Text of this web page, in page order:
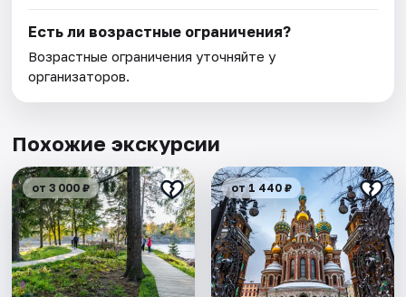
Есть ли возрастные ограничения?
Возрастные ограничения уточняйте у
организаторов.
Похожие экскурсии
от 3 000 ₽ от 1 440 ₽